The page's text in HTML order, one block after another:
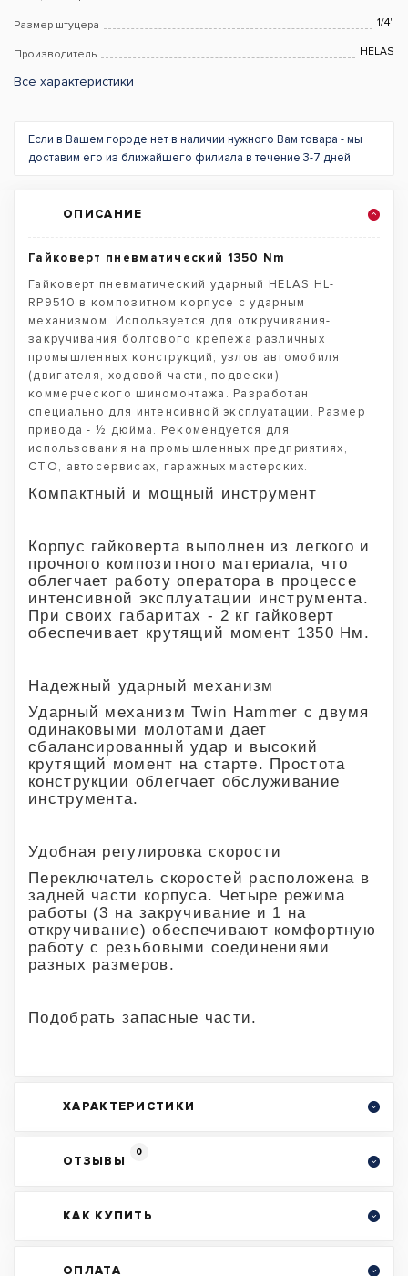
Размер штуцера 1/4"
Производитель HELAS
Все характеристики
Если в Вашем городе нет в наличии нужного Вам товара - мы
доставим его из ближайшего филиала в течение 3-7 дней
ОПИСАНИЕ
Гайковерт пневматический 1350 Nm
Гайковерт пневматический ударный HELAS HL-
RP9510 в композитном корпусе с ударным
механизмом. Используется для откручивания-
закручивания болтового крепежа различных
промышленных конструкций, узлов автомобиля
(двигателя, ходовой части, подвески),
коммерческого шиномонтажа. Разработан
специально для интенсивной эксплуатации. Размер
привода - ½ дюйма. Рекомендуется для
использования на промышленных предприятиях,
СТО, автосервисах, гаражных мастерских.
Компактный и мощный инструмент
Корпус гайковерта выполнен из легкого и
прочного композитного материала, что
облегчает работу оператора в процессе
интенсивной эксплуатации инструмента.
При своих габаритах - 2 кг гайковерт
обеспечивает крутящий момент 1350 Нм.
Надежный ударный механизм
Ударный механизм Twin Hammer с двумя
одинаковыми молотами дает
сбалансированный удар и высокий
крутящий момент на старте. Простота
конструкции облегчает обслуживание
инструмента.
Удобная регулировка скорости
Переключатель скоростей расположена в
задней части корпуса. Четыре режима
работы (3 на закручивание и 1 на
откручивание) обеспечивают комфортную
работу с резьбовыми соединениями
разных размеров.
Подобрать запасные части.
ХАРАКТЕРИСТИКИ
ОТЗЫВЫ
0
КАК КУПИТЬ
ОПЛАТА